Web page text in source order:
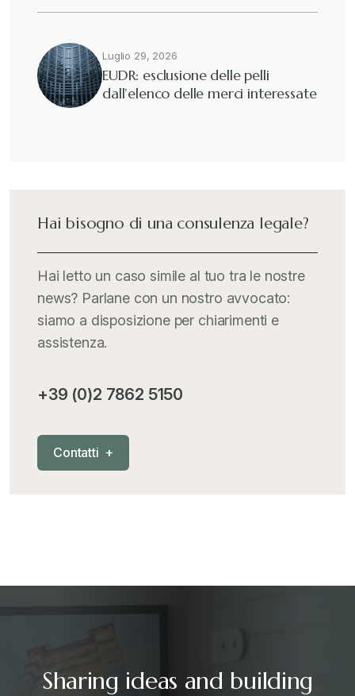
Luglio 29, 2026
EUDR: esclusione delle pelli
dall’elenco delle merci interessate
Hai bisogno di una consulenza legale?
Hai letto un caso simile al tuo tra le nostre
news? Parlane con un nostro avvocato:
siamo a disposizione per chiarimenti e
assistenza.
+39 (0)2 7862 5150
Contatti +
Sharing ideas and building